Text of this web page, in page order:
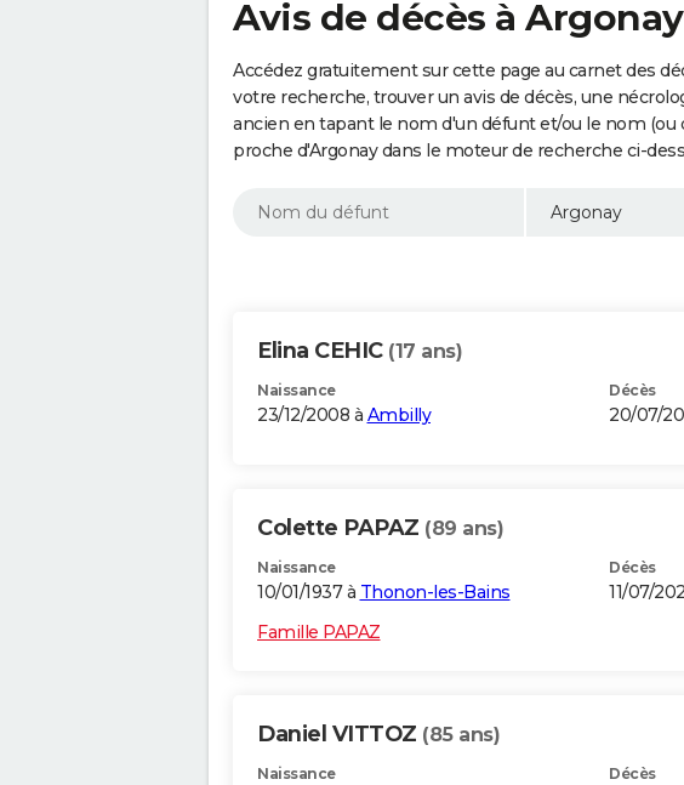
Avis de décès à
Accédez gratuitement sur cette page au carnet des
votre recherche, trouver un avis de décès, une
ancien en tapant le nom d'un défunt et/ou le nom (ou
proche d'Argonay dans le moteur de recherche ci-
Elina CEHIC (17 ans)
Naissance
23/12/2008 à Ambilly
Décès
20/07/
Colette PAPAZ (89 ans)
Naissance
10/01/1937 à Thonon-les-Bains
Décès
11/07/
Famille PAPAZ
Daniel VITTOZ (85 ans)
Naissance Décès